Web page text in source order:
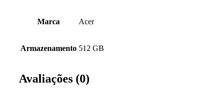
Marca Acer
Armazenamento 512 GB
Avaliações (0)